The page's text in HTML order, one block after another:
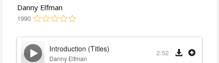
Danny Elfman
1990
Introduction (Titles)
Danny Elfman
2:52